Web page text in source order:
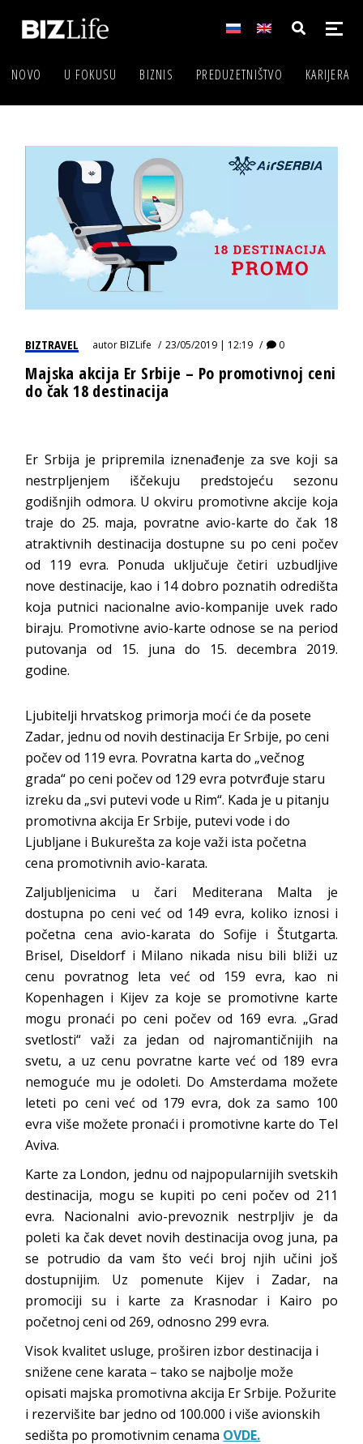
NOVO U FOKUSU BIZNIS PREDUZETNIŠTVO KARIJERA
BIZTRAVEL autorBIZLife 23/05/2019 | 12:19 0
Majska akcija Er Srbije – Po promotivnoj ceni
do čak 18 destinacija
Er Srbija je pripremila iznenađenje za sve koji sa
nestrpljenjem iščekuju predstojeću sezonu
godišnjih odmora. U okviru promotivne akcije koja
traje do 25. maja, povratne avio-karte do čak 18
atraktivnih destinacija dostupne su po ceni počev
od 119 evra. Ponuda uključuje četiri uzbudljive
nove destinacije, kao i 14 dobro poznatih odredišta
koja putnici nacionalne avio-kompanije uvek rado
biraju. Promotivne avio-karte odnose se na period
putovanja od 15. juna do 15. decembra 2019.
godine.
Ljubitelji hrvatskog primorja moći će da posete
Zadar, jednu od novih destinacija Er Srbije, po ceni
počev od 119 evra. Povratna karta do „večnog
grada“ po ceni počev od 129 evra potvrđuje staru
izreku da „svi putevi vode u Rim“. Kada je u pitanju
promotivna akcija Er Srbije, putevi vode i do
Ljubljane i Bukurešta za koje važi ista početna
cena promotivnih avio-karata.
Zaljubljenicima u čari Mediterana Malta je
dostupna po ceni već od 149 evra, koliko iznosi i
početna cena avio-karata do Sofije i Štutgarta.
Brisel, Diseldorf i Milano nikada nisu bili bliži uz
cenu povratnog leta već od 159 evra, kao ni
Kopenhagen i Kijev za koje se promotivne karte
mogu pronaći po ceni počev od 169 evra. „Grad
svetlosti“ važi za jedan od najromantičnijih na
svetu, a uz cenu povratne karte već od 189 evra
nemoguće mu je odoleti. Do Amsterdama možete
leteti po ceni već od 179 evra, dok za samo 100
evra više možete pronaći i promotivne karte do Tel
Aviva.
Karte za London, jednu od najpopularnijih svetskih
destinacija, mogu se kupiti po ceni počev od 211
evra. Nacionalni avio-prevoznik nestrpljiv je da
poleti ka čak devet novih destinacija ovog juna, pa
se potrudio da vam što veći broj njih učini još
dostupnijim. Uz pomenute Kijev i Zadar, na
promociji su i karte za Krasnodar i Kairo po
početnoj ceni od 269, odnosno 299 evra.
Visok kvalitet usluge, proširen izbor destinacija i
snižene cene karata – tako se najbolje može
opisati majska promotivna akcija Er Srbije. Požurite
i rezervišite bar jedno od 100.000 i više avionskih
sedišta po promotivnim cenama OVDE.